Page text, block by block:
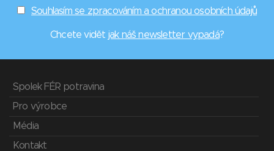
Souhlasím se zpracováním a ochranou osobních údajů
Chcete vidět jak náš newsletter vypadá?
Spolek FÉR potravina
Pro výrobce
Média
Kontakt